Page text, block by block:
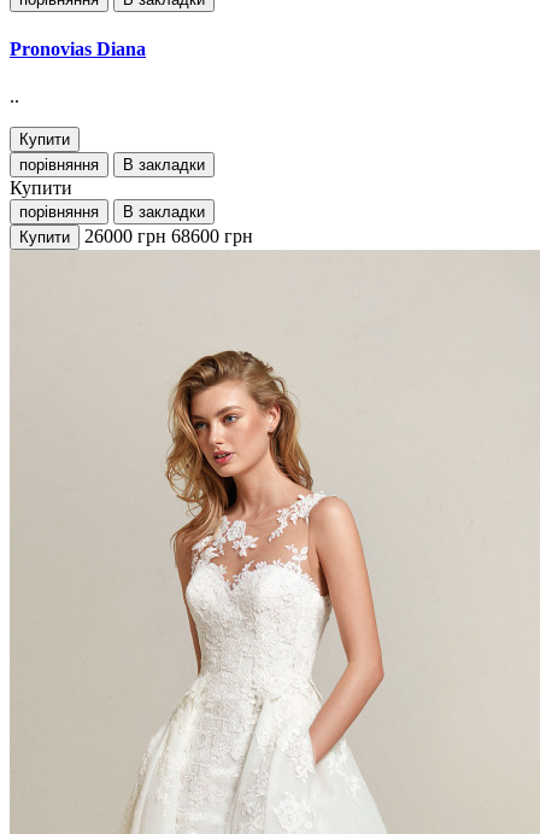
Pronovias Diana
..
Купити
порівняння
В закладки
Купити
порівняння
В закладки
Купити
26000 грн 68600 грн